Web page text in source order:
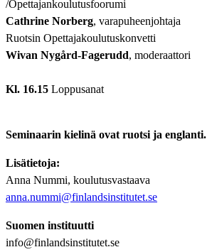
/Opettajankoulutusfoorumi
Cathrine Norberg, varapuheenjohtaja
Ruotsin Opettajakoulutuskonvetti
Wivan Nygård-Fagerudd, moderaattori
Kl. 16.15 Loppusanat
Seminaarin kielinä ovat ruotsi ja englanti.
Lisätietoja:
Anna Nummi, koulutusvastaava
anna.nummi@finlandsinstitutet.se
Suomen instituutti
info@finlandsinstitutet.se